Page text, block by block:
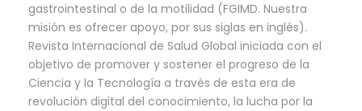
gastrointestinal o de la motilidad (FGIMD. Nuestra
misión es ofrecer apoyo, por sus siglas en inglés).
Revista Internacional de Salud Global iniciada con el
objetivo de promover y sostener el progreso de la
Ciencia y la Tecnología a través de esta era de
revolución digital del conocimiento, la lucha por la